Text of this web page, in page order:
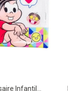
Infantil